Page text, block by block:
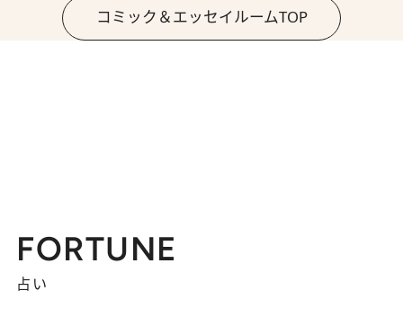
コミック＆エッセイルームTOP
FORTUNE
占い